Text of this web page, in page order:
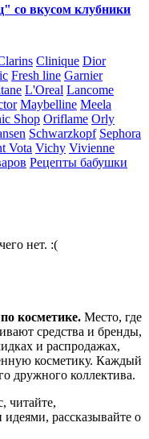
со вкусом клубники
Clinique Dior
Fresh line Garnier
L'Oreal Lancome
Maybelline Meela
Shop Oriflame Orly
Schwarzkopf Sephora
Vota Vichy Vivienne
Рецепты бабушки
нет. :(
косметике. Место, где
средства и бренды,
и распродажах,
косметику. Каждый
дружного коллектива.
читайте,
рассказывайте о